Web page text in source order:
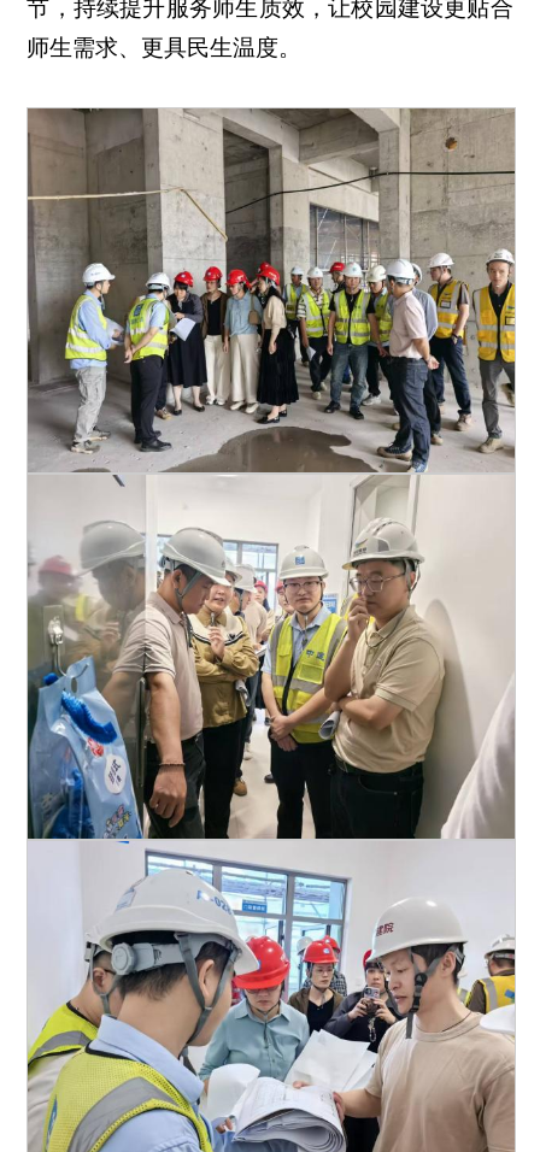
节，持续提升服务师生质效，让校园建设更贴合
师生需求、更具民生温度。